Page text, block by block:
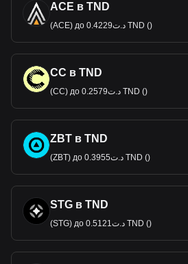
ACE в TND
(ACE) до د.ت0.4229 TND ()
CC в TND
(CC) до د.ت0.2579 TND ()
ZBT в TND
(ZBT) до د.ت0.3955 TND ()
STG в TND
(STG) до د.ت0.5121 TND ()